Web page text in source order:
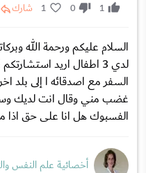
1
0
1 شارك
لدي 3 اطفال اريد
السفر مع اصدقائه ا إلى بلد
غضب مني وقال انت لديك
الفسبوك هل انا على حق اذا
أخصائية علم النفس